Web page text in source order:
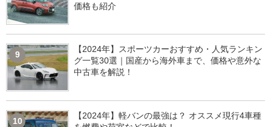
価格も紹介
9
【2024年】スポーツカーおすすめ・人気ランキン
グ一覧30選｜国産から海外車まで、価格や意外な
中古車を解説！
10
【2024年】軽バンの最強は？ オススメ現行4車種